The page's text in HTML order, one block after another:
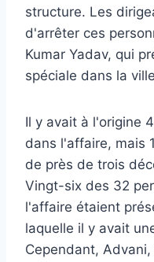
structure. Les
d'arrêter ces
Kumar Yadav, qui
spéciale dans la
Il y avait à l'origine
dans l'affaire, mais
de près de trois
Vingt-six des 32
l'affaire étaient
laquelle il y avait
Cependant,